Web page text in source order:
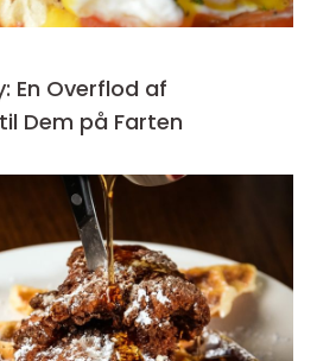
En Overflod af
Dem på Farten